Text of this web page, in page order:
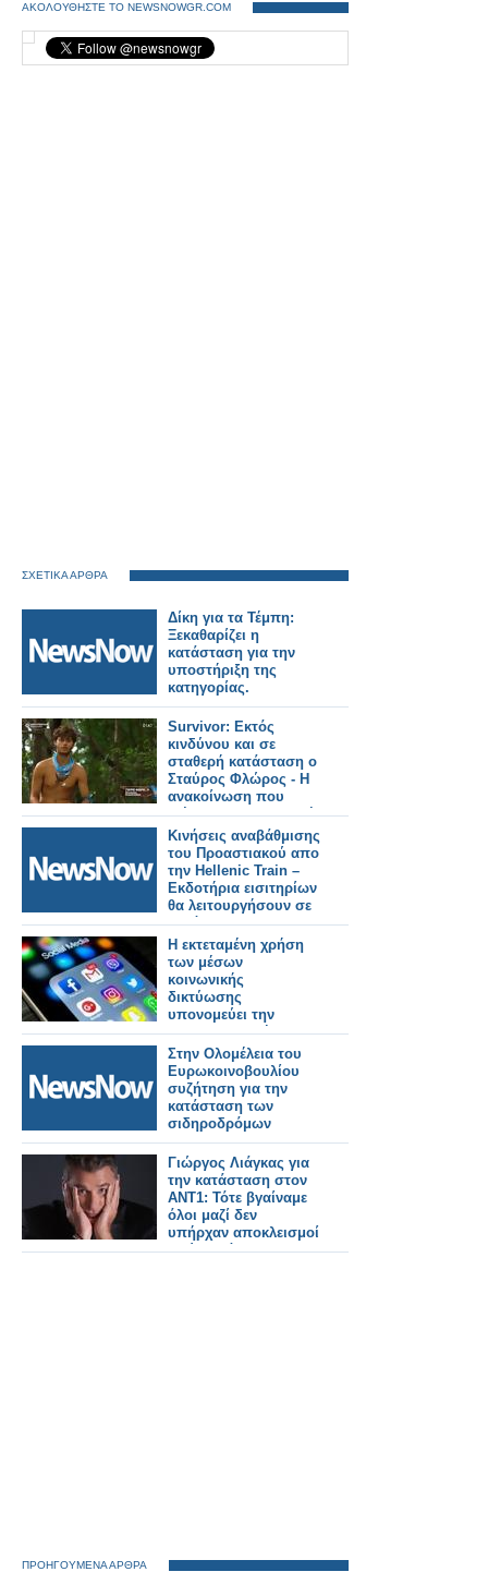
ΑΚΟΛΟΥΘΗΣΤΕ ΤΟ NEWSNOWGR.COM
ΣΧΕΤΙΚΑ ΑΡΘΡΑ
Δίκη για τα Τέμπη:
Ξεκαθαρίζει η
κατάσταση για την
υποστήριξη της
κατηγορίας.
Survivor: Εκτός
κινδύνου και σε
σταθερή κατάσταση ο
Σταύρος Φλώρος - Η
ανακοίνωση που
εξέδωσε η παραγωγή
Κινήσεις αναβάθμισης
του Προαστιακού απο
την Hellenic Train –
Εκδοτήρια εισιτηρίων
θα λειτουργήσουν σε
Ν.Πόρους και
Λεπτοκαρυά.
Η εκτεταμένη χρήση
των μέσων
κοινωνικής
δικτύωσης
υπονομεύει την
ψυχοσωματική
κατάσταση των νέων
Στην Ολομέλεια του
Ευρωκοινοβουλίου
συζήτηση για την
κατάσταση των
σιδηροδρόμων
Γιώργος Λιάγκας για
την κατάσταση στον
ΑΝΤ1: Τότε βγαίναμε
όλοι μαζί δεν
υπήρχαν αποκλεισμοί
- Τώρα κάνουν
ΠΡΟΗΓΟΥΜΕΝΑ ΑΡΘΡΑ